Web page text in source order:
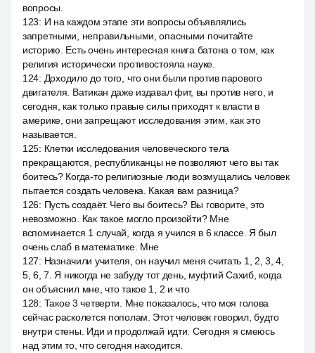
вопросы.
123: И на каждом этапе эти вопросы объявлялись
запретными, неправильными, опасными почитайте
историю. Есть очень интересная книга батона о том, как
религия исторически противостояла науке.
124: Доходило до того, что они были против парового
двигателя. Ватикан даже издавал фит, вы против него, и
сегодня, как только правые силы приходят к власти в
америке, они запрещают исследования этим, как это
называется.
125: Клетки исследования человеческого тела
прекращаются, республиканцы не позволяют чего вы так
боитесь? Когда-то религиозные люди возмущались человек
пытается создать человека. Какая вам разница?
126: Пусть создаёт. Чего вы боитесь? Вы говорите, это
невозможно. Как такое могло произойти? Мне
вспоминается 1 случай, когда я учился в 6 классе. Я был
очень слаб в математике. Мне
127: Назначили учителя, он научил меня считать 1, 2, 3, 4,
5, 6, 7. Я никогда не забуду тот день, муфтий Сахиб, когда
он объяснил мне, что такое 1, 2 и что
128: Такое 3 четверти. Мне показалось, что моя голова
сейчас расколется пополам. Этот человек говорил, будто
внутри стены. Иди и продолжай идти. Сегодня я смеюсь
над этим то, что сегодня находится.